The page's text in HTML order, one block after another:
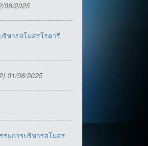
06/2025
หารสโมสรโรตารี
01/06/2025
มการบริหารสโมสร